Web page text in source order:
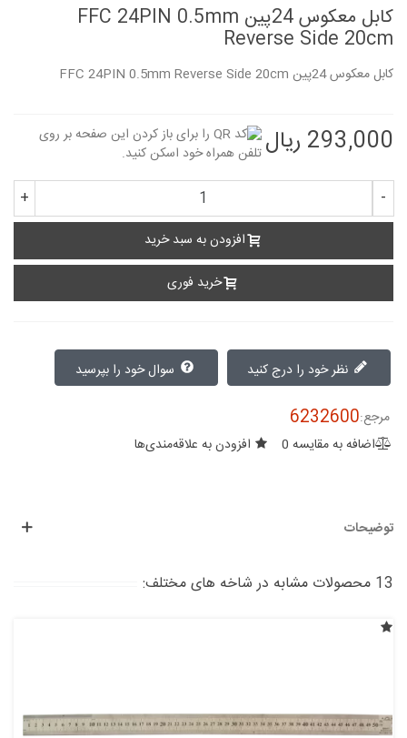
کابل معکوس 24پین FFC 24PIN 0.5mm
Reverse Side 20cm
کابل معکوس 24پین FFC 24PIN 0.5mm Reverse Side 20cm
293,000 ریال
-
+
افزودن به سبد خرید
خرید فوری
نظر خود را درج کنید
مرجع:6232600
اضافه به مقایسه 0 افزودن به علاقه‌مندی‌ها
توضیحات
13 محصولات مشابه در شاخه های مختلف: